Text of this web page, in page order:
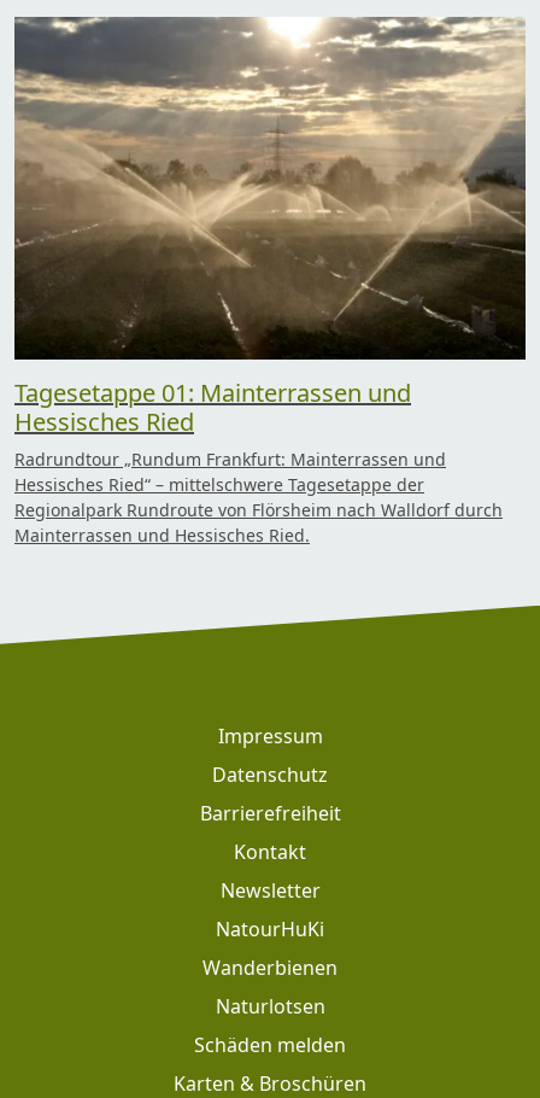
Tagesetappe 01: Mainterrassen und
Hessisches Ried
Radrundtour „Rundum Frankfurt: Mainterrassen und
Hessisches Ried“ – mittelschwere Tagesetappe der
Regionalpark Rundroute von Flörsheim nach Walldorf durch
Mainterrassen und Hessisches Ried.
Footer: Meta Navigation
Impressum
Datenschutz
Barrierefreiheit
Kontakt
Newsletter
NatourHuKi
Wanderbienen
Naturlotsen
Schäden melden
Karten & Broschüren